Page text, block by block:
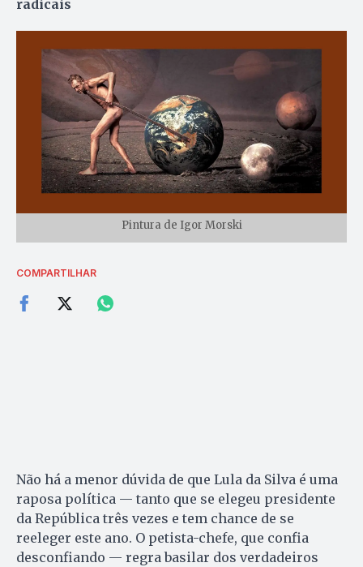
radicais
Pintura de Igor Morski
COMPARTILHAR
Não há a menor dúvida de que Lula da Silva é uma
raposa política — tanto que se elegeu presidente
da República três vezes e tem chance de se
reeleger este ano. O petista-chefe, que confia
desconfiando — regra basilar dos verdadeiros